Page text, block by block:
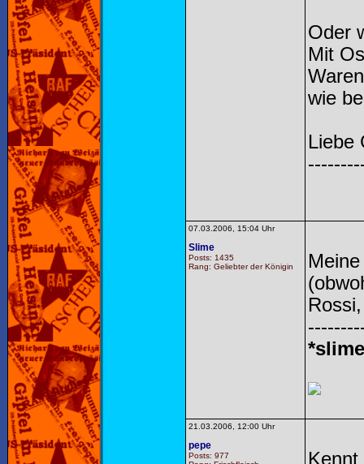
Oder
Mit
wie
Liebe
07.03.2006, 15:04 Uhr
Slime
Posts: 1435
Rang: Geliebter der Königin
21.03.2006, 12:00 Uhr
pepe
Posts: 977